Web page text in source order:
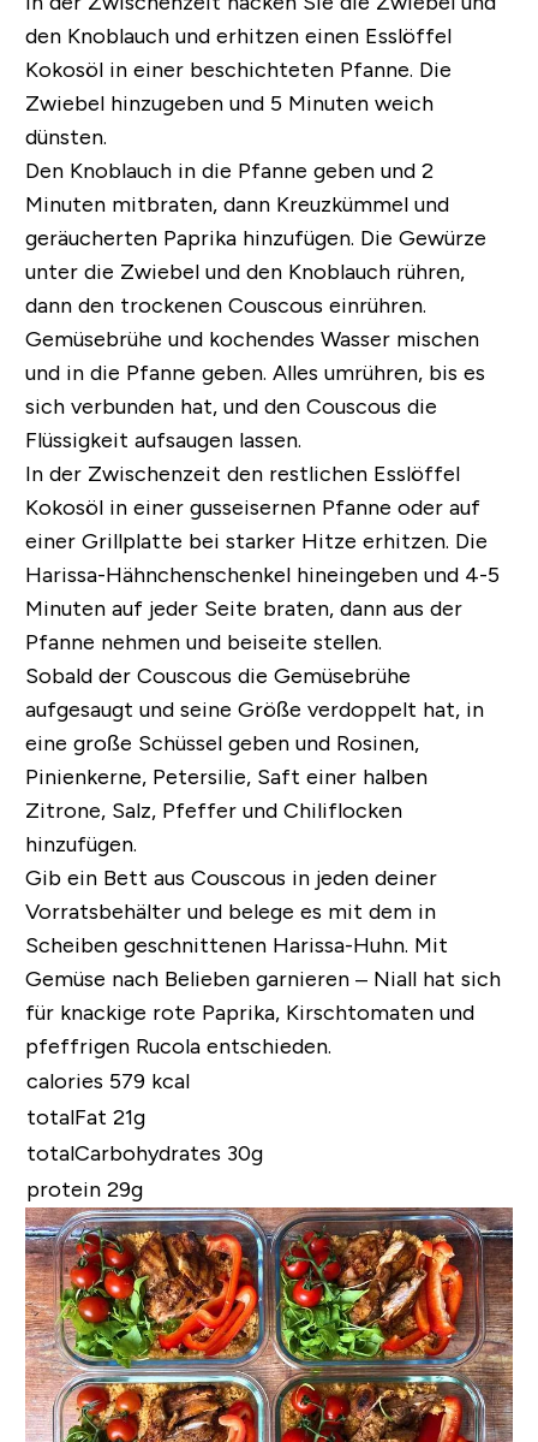
den Knoblauch und erhitzen einen Esslöffel
Kokosöl in einer beschichteten Pfanne. Die
Zwiebel hinzugeben und 5 Minuten weich
dünsten.
Den Knoblauch in die Pfanne geben und 2
Minuten mitbraten, dann Kreuzkümmel und
geräucherten Paprika hinzufügen. Die Gewürze
unter die Zwiebel und den Knoblauch rühren,
dann den trockenen Couscous einrühren.
Gemüsebrühe und kochendes Wasser mischen
und in die Pfanne geben. Alles umrühren, bis es
sich verbunden hat, und den Couscous die
Flüssigkeit aufsaugen lassen.
In der Zwischenzeit den restlichen Esslöffel
Kokosöl in einer gusseisernen Pfanne oder auf
einer Grillplatte bei starker Hitze erhitzen. Die
Harissa-Hähnchenschenkel hineingeben und 4-5
Minuten auf jeder Seite braten, dann aus der
Pfanne nehmen und beiseite stellen.
Sobald der Couscous die Gemüsebrühe
aufgesaugt und seine Größe verdoppelt hat, in
eine große Schüssel geben und Rosinen,
Pinienkerne, Petersilie, Saft einer halben
Zitrone, Salz, Pfeffer und Chiliflocken
hinzufügen.
Gib ein Bett aus Couscous in jeden deiner
Vorratsbehälter und belege es mit dem in
Scheiben geschnittenen Harissa-Huhn. Mit
Gemüse nach Belieben garnieren – Niall hat sich
für knackige rote Paprika, Kirschtomaten und
pfeffrigen Rucola entschieden.
calories 579 kcal
totalFat 21g
totalCarbohydrates 30g
protein 29g